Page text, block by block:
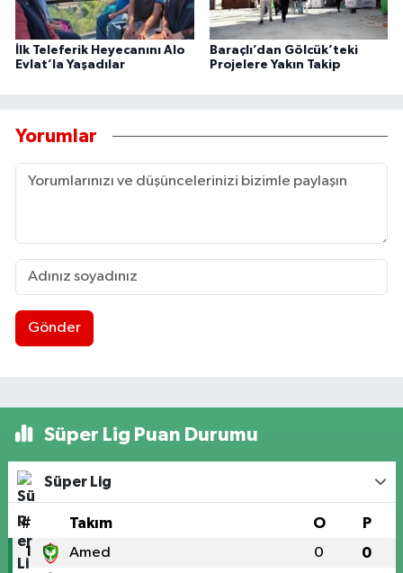
İlk Teleferik Heyecanını Alo
Evlat’la Yaşadılar
Baraçlı’dan Gölcük’teki
Projelere Yakın Takip
Yorumlar
Gönder
Süper Lig Puan Durumu
Süper Lig
# Takım O P
1 Amed 0 0